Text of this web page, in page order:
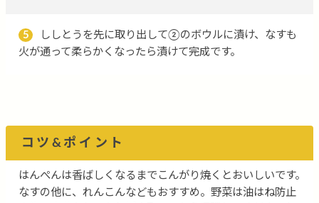
5
ししとうを先に取り出して②のボウルに漬け、なすも
火が通って柔らかくなったら漬けて完成です。
コツ&ポイント
はんぺんは香ばしくなるまでこんがり焼くとおいしいです。
なすの他に、れんこんなどもおすすめ。野菜は油はね防止